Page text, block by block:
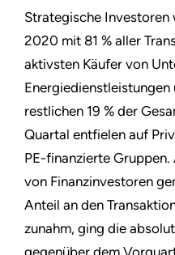
Strategische Investoren
2020 mit 81 % aller
aktivsten Käufer von
Energiedienstleistungen
restlichen 19 % der
Quartal entfielen auf
PE-finanzierte
von Finanzinvestoren
Anteil an den
zunahm, ging die
gegenüber dem